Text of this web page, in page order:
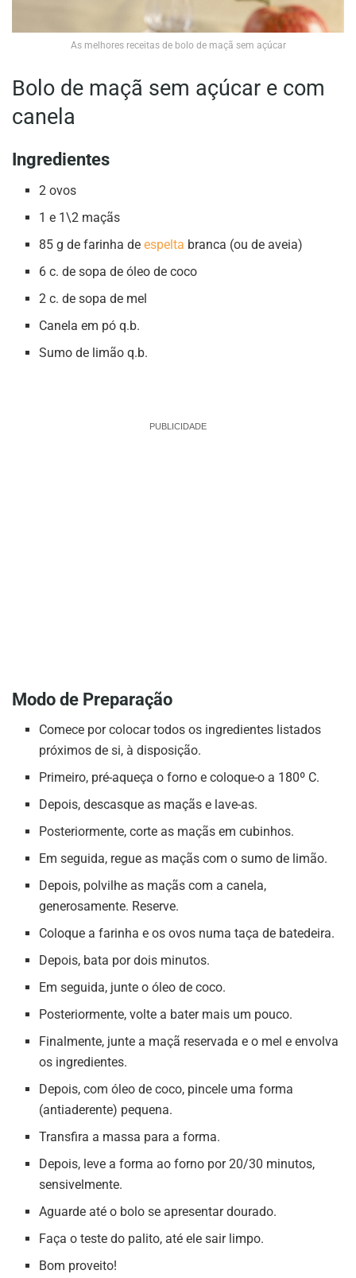
As melhores receitas de bolo de maçã sem açúcar
Bolo de maçã sem açúcar e com
canela
Ingredientes
2 ovos
1 e 1\2 maçãs
85 g de farinha deespelta branca (ou de aveia)
6 c. de sopa de óleo de coco
2 c. de sopa de mel
Canela em pó q.b.
Sumo de limão q.b.
PUBLICIDADE
Modo de Preparação
Comece por colocar todos os ingredientes listados
próximos de si, à disposição.
Primeiro, pré-aqueça o forno e coloque-o a 180º C.
Depois, descasque as maçãs e lave-as.
Posteriormente, corte as maçãs em cubinhos.
Em seguida, regue as maçãs com o sumo de limão.
Depois, polvilhe as maçãs com a canela,
generosamente. Reserve.
Coloque a farinha e os ovos numa taça de batedeira.
Depois, bata por dois minutos.
Em seguida, junte o óleo de coco.
Posteriormente, volte a bater mais um pouco.
Finalmente, junte a maçã reservada e o mel e envolva
os ingredientes.
Depois, com óleo de coco, pincele uma forma
(antiaderente) pequena.
Transfira a massa para a forma.
Depois, leve a forma ao forno por 20/30 minutos,
sensivelmente.
Aguarde até o bolo se apresentar dourado.
Faça o teste do palito, até ele sair limpo.
Bom proveito!